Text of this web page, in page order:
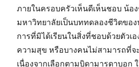
ภายในครอบครัวเห็นดีเห็นชอบ น้อ
มหาวิทยาลัยเป็นบททดลองชีวิตขอ
การที่มิได้เรียนในสิ่งที่ชอบด้วยตัวเ
ความสุข หรือบางคนไม่สามารถที่จ
เนื่องจากเลือกตามบิดามารดาบอก